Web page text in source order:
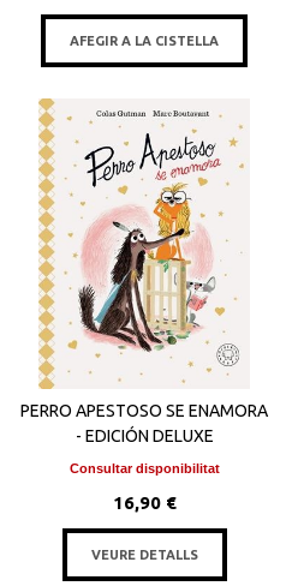
AFEGIR A LA CISTELLA
PERRO APESTOSO SE ENAMORA
- EDICIÓN DELUXE
Consultar disponibilitat
16,90 €
VEURE DETALLS